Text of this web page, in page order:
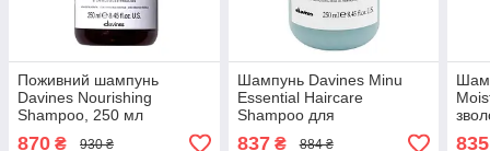
Поживний шампунь
Davines Nourishing
Shampoo, 250 мл
870 ₴ 930 ₴
Шампунь Davines Minu
Essential Haircare
Shampoo для
фарбованого волосся,
837₴ 884 ₴ 835